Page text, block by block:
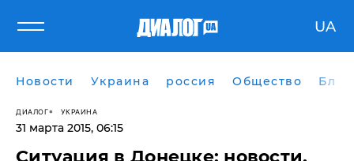
UA
Новости Украина россия Общество
ДИАЛОГ УКРАИНА
31 марта 2015, 06:15
Ситуация в Донецке: новости,